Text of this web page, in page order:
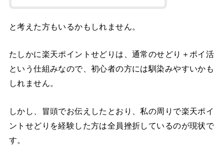
と考えた方もいるかもしれません。
たしかに楽天ポイントせどりは、通常のせどり＋ポイ活
という仕組みなので、初心者の方には馴染みやすいかも
しれません。
しかし、冒頭でお伝えしたとおり、私の周りで楽天ポイ
ントせどりを経験した方は全員挫折しているのが現状で
す。